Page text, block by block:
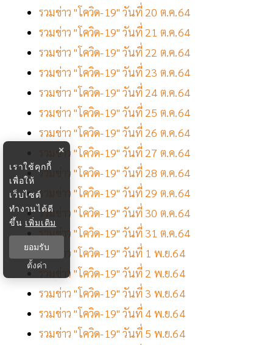
รวมข่าว "โควิด-19" วันที่ 20 ต.ค.64
รวมข่าว "โควิด-19" วันที่ 21 ต.ค.64
รวมข่าว "โควิด-19" วันที่ 22 ต.ค.64
รวมข่าว "โควิด-19" วันที่ 23 ต.ค.64
รวมข่าว "โควิด-19" วันที่ 24 ต.ค.64
รวมข่าว "โควิด-19" วันที่ 25 ต.ค.64
รวมข่าว "โควิด-19" วันที่ 26 ต.ค.64
รวมข่าว "โควิด-19" วันที่ 27 ต.ค.64
รวมข่าว "โควิด-19" วันที่ 28 ต.ค.64
รวมข่าว "โควิด-19" วันที่ 29 ต.ค.64
รวมข่าว "โควิด-19" วันที่ 30 ต.ค.64
รวมข่าว "โควิด-19" วันที่ 31 ต.ค.64
รวมข่าว "โควิด-19" วันที่ 1 พ.ย.64
รวมข่าว "โควิด-19" วันที่ 2 พ.ย.64
รวมข่าว "โควิด-19" วันที่ 3 พ.ย.64
รวมข่าว "โควิด-19" วันที่ 4 พ.ย.64
รวมข่าว "โควิด-19" วันที่ 5 พ.ย.64
×
เราใช้คุกกี้
เพื่อให้
เว็บไซต์
ทำงานได้ดี
ขึ้น เพิ่มเติม
ยอมรับ
ตั้งค่า